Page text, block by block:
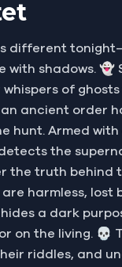
different
with shadows. 👻
whispers of
ancient order
hunt. Armed
the
the truth behind
are harmless, lost
a dark
on the living. 💀
riddles, and